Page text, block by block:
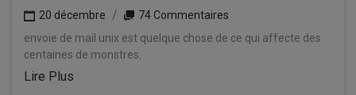
20 décembre
74 Commentaires
envoie de mail unix est quelque chose de ce qui affecte des
centaines de monstres.
Lire Plus